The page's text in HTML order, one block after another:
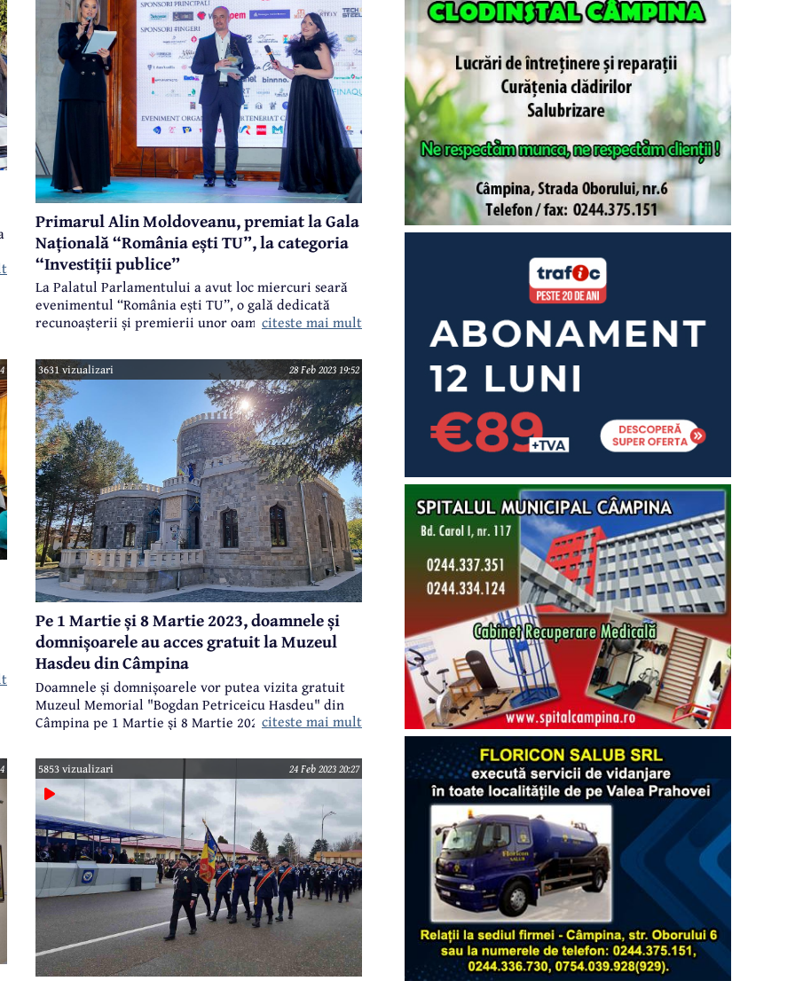
Primarul Alin Moldoveanu, premiat la Gala
Națională “România ești TU”, la categoria
“Investiții publice”
La Palatul Parlamentului a avut loc miercuri seară
evenimentul “România ești TU”, o gală dedicată
recunoașterii și premierii unor oameni valoroși din
publice sau private. Trei trofee și peste 200 de
premii și diplome de excelență s-au acordat la Gala
“România ești TU”, printre cei premiați numărându-
se și primarul municipiului Câmpina, Alin
Moldoveanu.
citeste mai mult
3631 vizualizari 28 Feb 2023 19:52
Pe 1 Martie și 8 Martie 2023, doamnele și
domnișoarele au acces gratuit la Muzeul
Hasdeu din Câmpina
Doamnele și domnișoarele vor putea vizita gratuit
Muzeul Memorial "Bogdan Petriceicu Hasdeu" din
Câmpina pe 1 Martie și 8 Martie 2023. Este un dar de
Primăria municipiului Câmpina.
citeste mai mult
5853 vizualizari 24 Feb 2023 20:27